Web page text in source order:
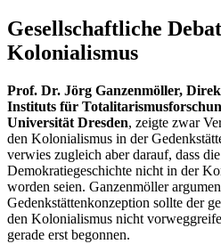
Gesellschaftliche
Kolonialismus
Prof. Dr. Jörg Ganzenmöller,
Instituts für
Universität Dresden, zeigte zwar
den Kolonialismus in der
verwies zugleich aber darauf, dass
Demokratiegeschichte nicht in der
worden seien. Ganzenmöller
Gedenkstättenkonzeption sollte der
den Kolonialismus nicht
gerade erst begonnen.